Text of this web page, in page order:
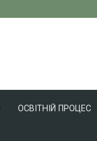
ОСВІТНІЙ ПРОЦЕС